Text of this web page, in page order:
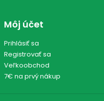
Môj účet
Prihlásiť sa
Registrovať sa
Veľkoobchod
7€ na prvý nákup